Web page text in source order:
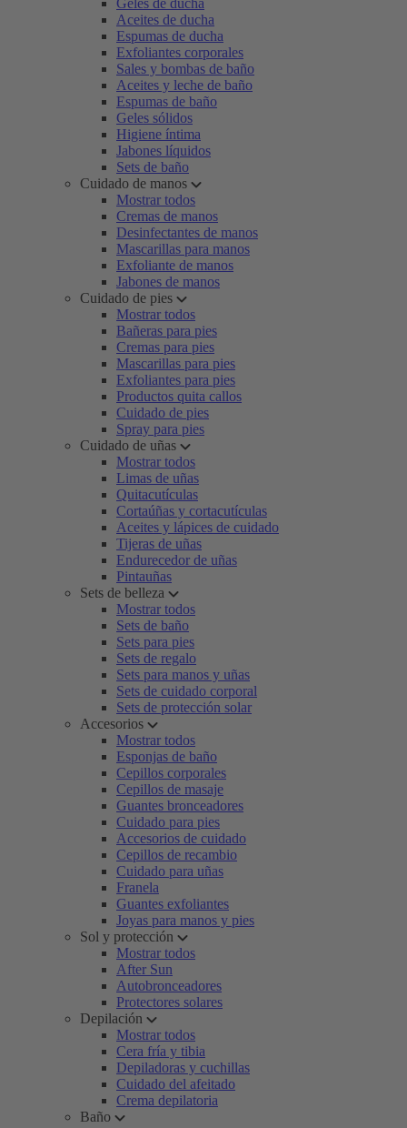
Geles de ducha
Aceites de ducha
Espumas de ducha
Exfoliantes corporales
Sales y bombas de baño
Aceites y leche de baño
Espumas de baño
Geles sólidos
Higiene íntima
Jabones líquidos
Sets de baño
Cuidado de manos
Mostrar todos
Cremas de manos
Desinfectantes de manos
Mascarillas para manos
Exfoliante de manos
Jabones de manos
Cuidado de pies
Mostrar todos
Bañeras para pies
Cremas para pies
Mascarillas para pies
Exfoliantes para pies
Productos quita callos
Cuidado de pies
Spray para pies
Cuidado de uñas
Mostrar todos
Limas de uñas
Quitacutículas
Cortaúñas y cortacutículas
Aceites y lápices de cuidado
Tijeras de uñas
Endurecedor de uñas
Pintauñas
Sets de belleza
Mostrar todos
Sets de baño
Sets para pies
Sets de regalo
Sets para manos y uñas
Sets de cuidado corporal
Sets de protección solar
Accesorios
Mostrar todos
Esponjas de baño
Cepillos corporales
Cepillos de masaje
Guantes bronceadores
Cuidado para pies
Accesorios de cuidado
Cepillos de recambio
Cuidado para uñas
Franela
Guantes exfoliantes
Joyas para manos y pies
Sol y protección
Mostrar todos
After Sun
Autobronceadores
Protectores solares
Depilación
Mostrar todos
Cera fría y tibia
Depiladoras y cuchillas
Cuidado del afeitado
Crema depilatoria
Baño